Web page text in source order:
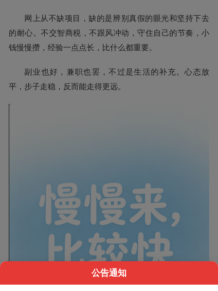
网上从不缺项目，缺的是辨别真假的眼光和坚持下去
的耐心。不交智商税，不跟风冲动，守住自己的节奏，小
钱慢慢攒，经验一点点长，比什么都重要。
副业也好，兼职也罢，不过是生活的补充。心态放
平，步子走稳，反而能走得更远。
公告通知